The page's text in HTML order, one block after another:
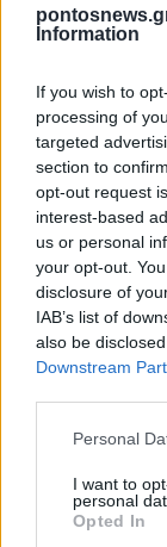
Information
If you wish to
processing of
targeted
section to
opt-out request
interest-based
us or personal
your opt-out.
disclosure of
IAB’s list of
also be
Downstream
Please note
not limited to
grant or deny
use your data
Personal
I want to
personal
Opted In
ΕΛΛΑΔΑ
Καιρός:
38°C η
5/08/2026 - 8:10πμ